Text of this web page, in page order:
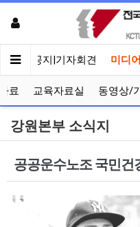
인 공지|기자회견 미디
료 교육자료실 동영상/
강원본부 소식지
공공운수노조 국민건